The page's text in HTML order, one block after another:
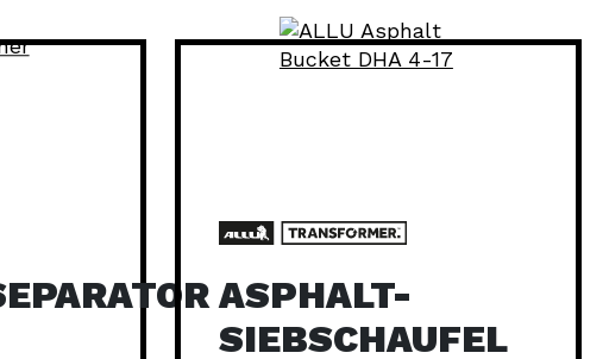
ASPHALT-
SIEBSCHAUFEL